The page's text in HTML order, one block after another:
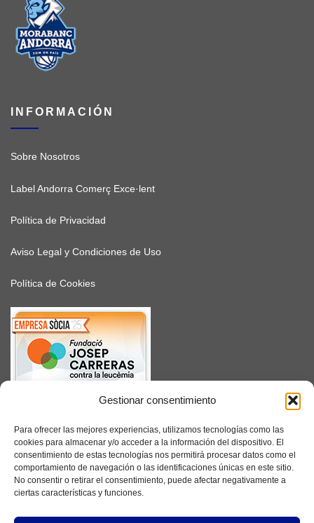
Gestionar consentimiento
Para ofrecer las mejores experiencias, utilizamos tecnologías como las
cookies para almacenar y/o acceder a la información del dispositivo. El
consentimiento de estas tecnologías nos permitirá procesar datos como el
comportamiento de navegación o las identificaciones únicas en este sitio.
No consentir o retirar el consentimiento, puede afectar negativamente a
ciertas características y funciones.
INFORMACIÓN
Sobre Nosotros
Label Andorra Comerç Exce·lent
Política de Privacidad
Aviso Legal y Condiciones de Uso
Política de Cookies
SUSCRÍBETE
Facebook
Instagram